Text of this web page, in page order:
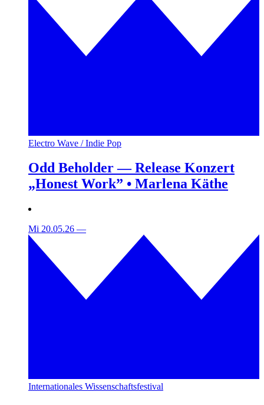
Electro Wave / Indie Pop
Odd Beholder — Release Konzert
„Honest Work” • Marlena Käthe
Mi 20.05.26 —
Internationales Wissenschaftsfestival